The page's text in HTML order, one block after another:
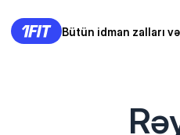
Bütün idman zalları